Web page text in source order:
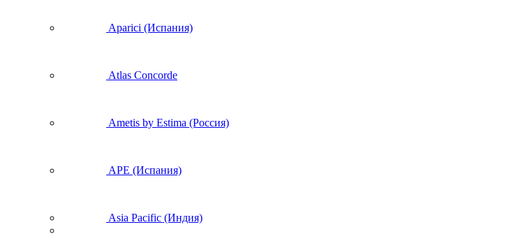
Aparici (Испания)
Atlas Concorde
Ametis by Estima (Россия)
APE (Испания)
Asia Pacific (Индия)